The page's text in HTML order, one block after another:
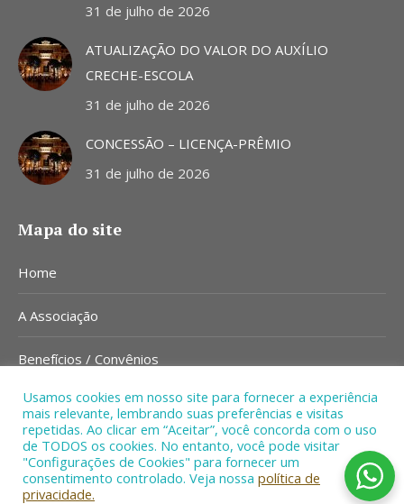
31 de julho de 2026
ATUALIZAÇÃO DO VALOR DO AUXÍLIO
CRECHE-ESCOLA
31 de julho de 2026
CONCESSÃO – LICENÇA-PRÊMIO
31 de julho de 2026
Mapa do site
Home
A Associação
Benefícios / Convênios
Notícias
Contato
Usamos cookies em nosso site para fornecer a experiência
mais relevante, lembrando suas preferências e visitas
repetidas. Ao clicar em “Aceitar”, você concorda com o uso
de TODOS os cookies. No entanto, você pode visitar
"Configurações de Cookies" para fornecer um
consentimento controlado. Veja nossa política de
privacidade.